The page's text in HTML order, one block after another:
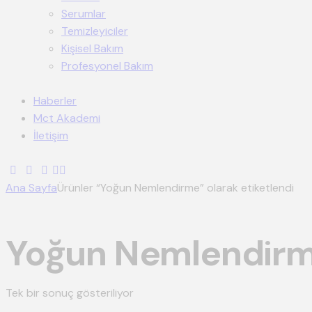
Serumlar
Temizleyiciler
Kişisel Bakım
Profesyonel Bakım
Haberler
Mct Akademi
İletişim
Ana SayfaÜrünler “Yoğun Nemlendirme” olarak etiketlendi
Yoğun
Tek bir sonuç gösteriliyor